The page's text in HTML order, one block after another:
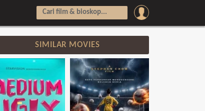
SIMILAR MOVIES